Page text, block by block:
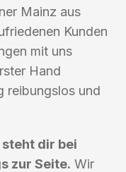
Mainz aus
Kunden
mit uns
Hand
reibungslos und
dir bei
zur Seite. Wir